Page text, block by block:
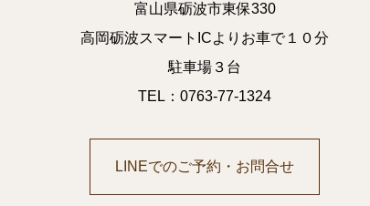
富山県砺波市東保330
高岡砺波スマートICよりお車で１０分
駐車場３台
TEL：0763-77-1324
LINEでのご予約・お問合せ